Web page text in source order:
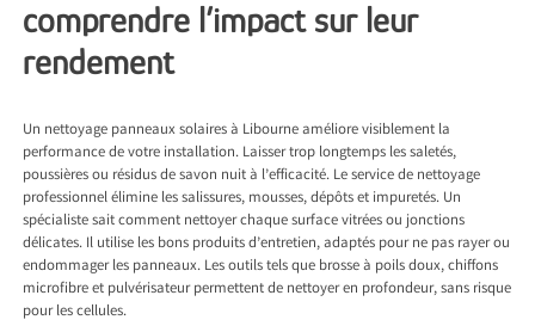
comprendre l’impact sur leur
rendement
Un nettoyage panneaux solaires à Libourneaméliore visiblement la
performance de votre installation. Laisser trop longtemps les saletés,
poussières ou résidus de savon nuit à l’efficacité. Le service de nettoyage
professionnel élimine les salissures, mousses, dépôts et impuretés. Un
spécialiste sait comment nettoyer chaque surface vitrées ou jonctions
délicates. Il utilise les bons produits d’entretien, adaptés pour ne pas rayer ou
endommager les panneaux. Les outils tels que brosse à poils doux, chiffons
microfibre et pulvérisateur permettent de nettoyer en profondeur, sans risque
pour les cellules.